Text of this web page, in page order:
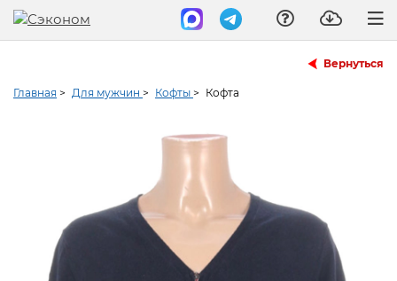
Вернуться
Главная > Для мужчин > Кофты > Кофта